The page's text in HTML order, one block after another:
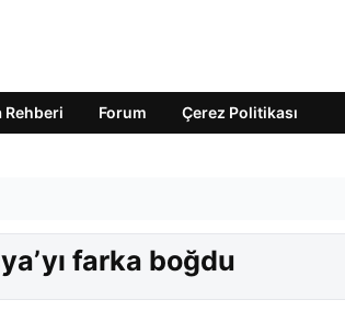
Rehberi Forum Çerez Politikası
farka boğdu